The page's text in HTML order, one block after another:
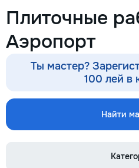
Плиточные
Аэропорт
Ты мастер?
100 лей в
Найти